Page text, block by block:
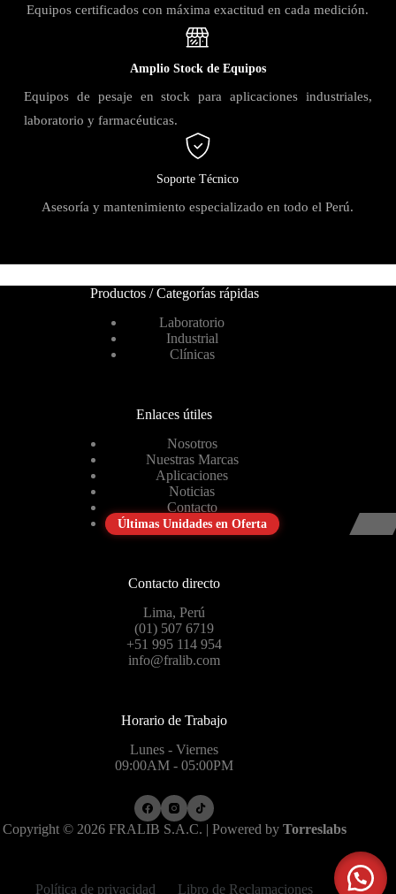
Equipos certificados con máxima exactitud en cada medición.
Amplio Stock de Equipos
Equipos de pesaje en stock para aplicaciones industriales,
laboratorio y farmacéuticas.
Soporte Técnico
Asesoría y mantenimiento especializado en todo el Perú.
Productos / Categorías rápidas
Laboratorio
Industrial
Clínicas
Enlaces útiles
Nosotros
Nuestras Marcas
Aplicaciones
Noticias
Contacto
Últimas Unidades en Oferta
Contacto directo
Lima, Perú
(01) 507 6719
+51 995 114 954
info@fralib.com
Horario de Trabajo
Lunes - Viernes
09:00AM - 05:00PM
Copyright © 2026 FRALIB S.A.C. | Powered by Torreslabs
Política de privacidad Libro de Reclamaciones